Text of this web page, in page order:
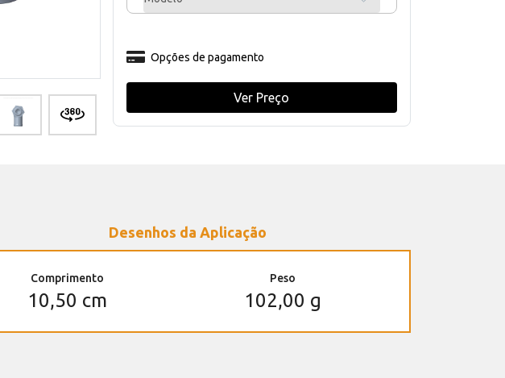
Opções de pagamento
Ver Preço
Desenhos da Aplicação
Comprimento
10,50 cm
Peso
102,00 g